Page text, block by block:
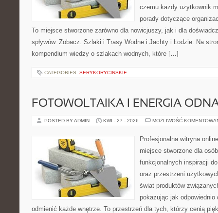
czemu każdy użytkownik
porady dotyczące
To miejsce stworzone zarówno dla nowicjuszy, jak i dla
spływów. Zobacz: Szlaki i Trasy Wodne i Jachty i Łodzie. Na
kompendium wiedzy o szlakach wodnych, które […]
CATEGORIES: SERYKORYCINSKIE
FOTOWOLTAIKA I ENERGIA
POSTED BY ADMIN KWI - 27 - 2026 MOŻLIWOŚĆ
Profesjonalna witryna
miejsce stworzone dla
funkcjonalnych inspiracji
oraz przestrzeni
świat produktów
pokazując jak odpowiednio
odmienić każde wnętrze. To przestrzeń dla tych, którzy cenią